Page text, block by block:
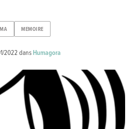
MEMOIRE
2022 dans Humagora